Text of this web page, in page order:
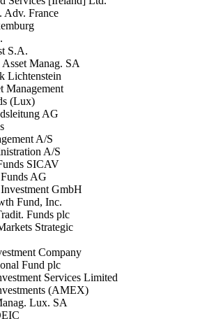
Adv. France
S.A.
Manag. SA
Lichtenstein
Management
(Lux)
AG
A/S
A/S
SICAV
AG
GmbH
Fund, Inc.
Funds plc
Strategic
Company
Fund plc
Services Limited
(AMEX)
Lux. SA